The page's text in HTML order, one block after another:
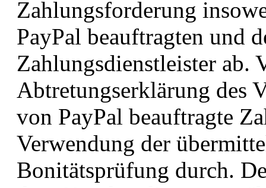
Zahlungsforderung
PayPal beauftragten und
Zahlungsdienstleister ab.
Abtretungserklärung des
von PayPal beauftragte
Verwendung der
Bonitätsprüfung durch.